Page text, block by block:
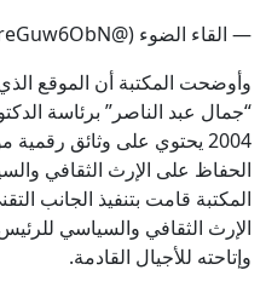
— القاء الضوء (@SStu8CreGuw6ObN)
وأوضحت المكتبة أن الموقع
“جمال عبد الناصر” برئاسة
2004 يحتوي على وثائق
الحفاظ على الإرث الثقافي
المكتبة قامت بتنفيذ الجانب
الإرث الثقافي والسياسي
وإتاحته للأجيال القادمة.